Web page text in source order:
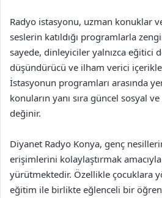
Radyo istasyonu, uzman konuklar
seslerin katıldığı programlarla
sayede, dinleyiciler yalnızca eğitici
düşündürücü ve ilham verici
İstasyonun programları arasında
konuların yanı sıra güncel sosyal
değinir.
Diyanet Radyo Konya, genç
erişimlerini kolaylaştırmak
yürütmektedir. Özellikle çocuklara
eğitim ile birlikte eğlenceli bir